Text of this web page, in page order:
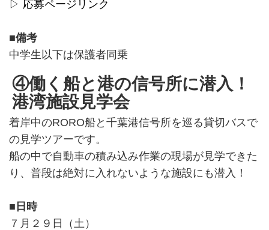
▷ 応募ページリンク
■備考
中学生以下は保護者同乗
④働く船と港の信号所に潜入！
港湾施設見学会
着岸中のRORO船と千葉港信号所を巡る貸切バスで
の見学ツアーです。
船の中で自動車の積み込み作業の現場が見学できた
り、普段は絶対に入れないような施設にも潜入！
■日時
７月２９日（土）